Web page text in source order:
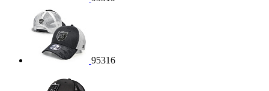
95316